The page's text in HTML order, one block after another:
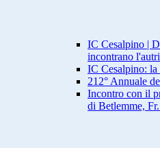
IC Cesalpino |
incontrano
IC Cesalpino:
212° Annuale
Incontro con il
di Betlemme,